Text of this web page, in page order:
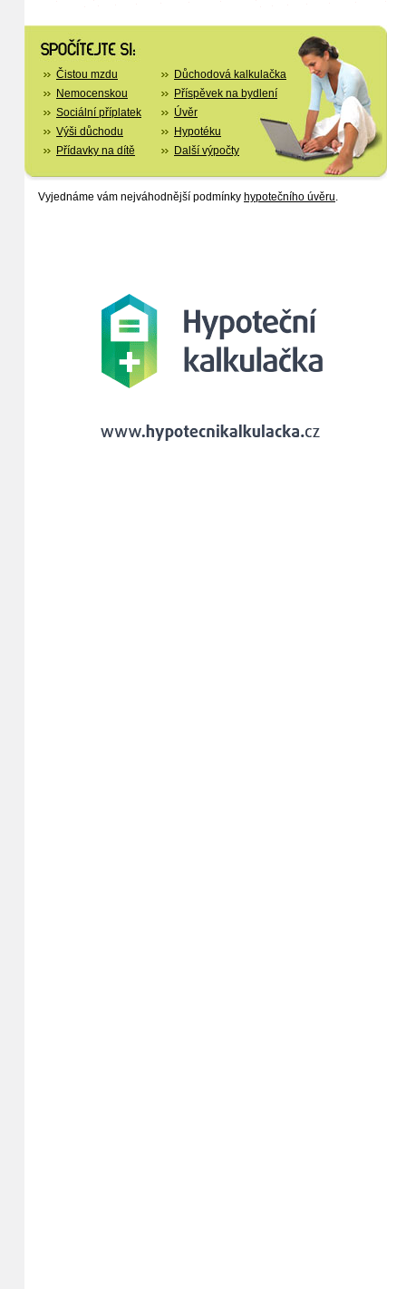
Čistou mzdu
Nemocenskou
Sociální příplatek
Výši důchodu
Přídavky na dítě
Důchodová kalkulačka
Příspěvek na bydlení
Úvěr
Hypotéku
Další výpočty
Vyjednáme vám nejváhodnější podmínky hypotečního úvěru.